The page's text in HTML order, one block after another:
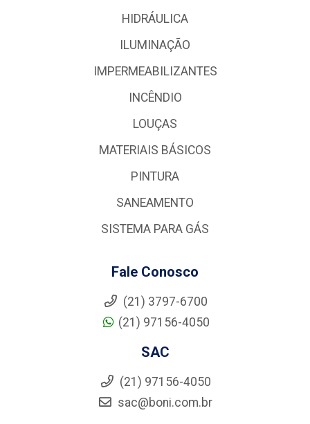
HIDRÁULICA
ILUMINAÇÃO
IMPERMEABILIZANTES
INCÊNDIO
LOUÇAS
MATERIAIS BÁSICOS
PINTURA
SANEAMENTO
SISTEMA PARA GÁS
Fale Conosco
(21) 3797-6700
(21) 97156-4050
SAC
(21) 97156-4050
sac@boni.com.br